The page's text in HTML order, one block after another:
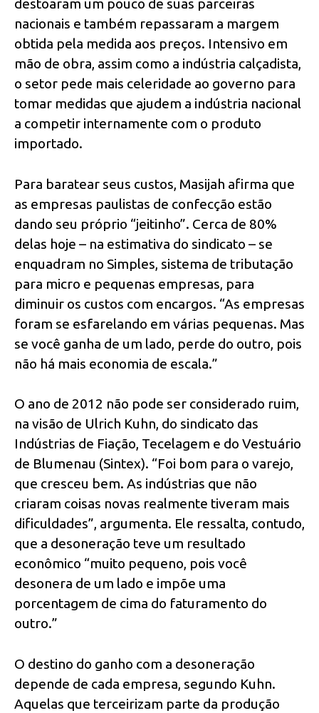
destoaram um pouco de suas parceiras
nacionais e também repassaram a margem
obtida pela medida aos preços. Intensivo em
mão de obra, assim como a indústria calçadista,
o setor pede mais celeridade ao governo para
tomar medidas que ajudem a indústria nacional
a competir internamente com o produto
importado.
Para baratear seus custos, Masijah afirma que
as empresas paulistas de confecção estão
dando seu próprio “jeitinho”. Cerca de 80%
delas hoje – na estimativa do sindicato – se
enquadram no Simples, sistema de tributação
para micro e pequenas empresas, para
diminuir os custos com encargos. “As empresas
foram se esfarelando em várias pequenas. Mas
se você ganha de um lado, perde do outro, pois
não há mais economia de escala.”
O ano de 2012 não pode ser considerado ruim,
na visão de Ulrich Kuhn, do sindicato das
Indústrias de Fiação, Tecelagem e do Vestuário
de Blumenau (Sintex). “Foi bom para o varejo,
que cresceu bem. As indústrias que não
criaram coisas novas realmente tiveram mais
dificuldades”, argumenta. Ele ressalta, contudo,
que a desoneração teve um resultado
econômico “muito pequeno, pois você
desonera de um lado e impõe uma
porcentagem de cima do faturamento do
outro.”
O destino do ganho com a desoneração
depende de cada empresa, segundo Kuhn.
Aquelas que terceirizam parte da produção